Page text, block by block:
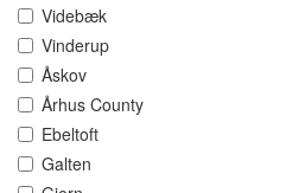
Videbæk
Vinderup
Åskov
Århus County
Ebeltoft
Galten